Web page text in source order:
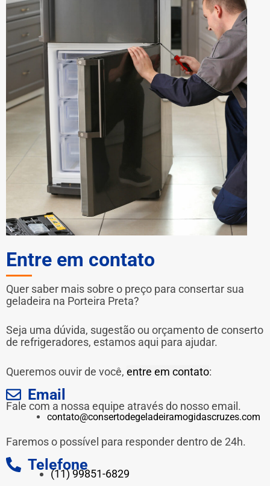
Entre em contato
Quer saber mais sobre o preço para consertar sua
geladeira na Porteira Preta?
Seja uma dúvida, sugestão ou orçamento de conserto
de refrigeradores, estamos aqui para ajudar.
Queremos ouvir de você, entre em contato:
Email
Fale com a nossa equipe através do nosso email.
contato@consertodegeladeiramogidascruzes.com
Faremos o possível para responder dentro de 24h.
Telefone
(11) 99851-6829